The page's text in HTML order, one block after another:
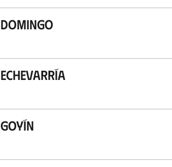
Domingo
Echevarría
Goyín